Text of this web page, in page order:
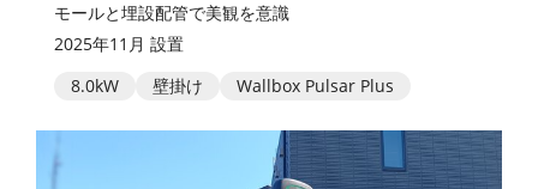
モールと埋設配管で美観を意識
2025年11月 設置
8.0kW
壁掛け Wallbox Pulsar Plus